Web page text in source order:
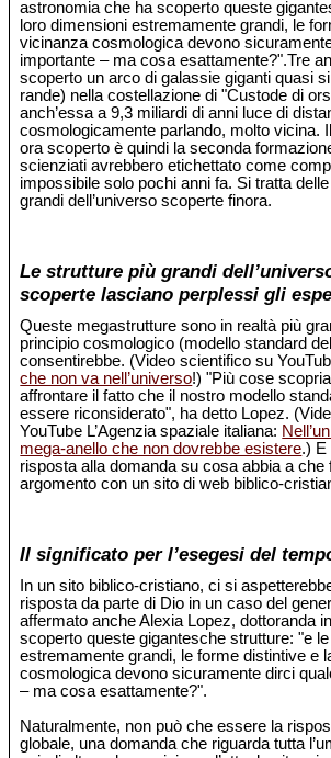
astronomia che ha scoperto queste
loro dimensioni estremamente grandi, le
vicinanza cosmologica devono
importante – ma cosa esattamente?".Tre
scoperto un arco di galassie giganti quasi
rande) nella costellazione di "Custode di
anch’essa a 9,3 miliardi di anni luce di
cosmologicamente parlando, molto vicina.
ora scoperto è quindi la seconda
scienziati avrebbero etichettato come
impossibile solo pochi anni fa. Si tratta
grandi dell’universo scoperte finora.
Le strutture più grandi
scoperte lasciano perplessi gli
Queste megastrutture sono in realtà più
principio cosmologico (modello standard
consentirebbe. (Video scientifico su
che non va nell’universo!) "Più cose
affrontare il fatto che il nostro modello
essere riconsiderato", ha detto Lopez.
YouTube L’Agenzia spaziale italiana:
mega-anello che non dovrebbe esistere.) E
risposta alla domanda su cosa abbia a che
argomento con un sito di web biblico-
Il significato per l’esegesi del
In un sito biblico-cristiano, ci si
risposta da parte di Dio in un caso del
affermato anche Alexia Lopez, dottoranda
scoperto queste gigantesche strutture: "e
estremamente grandi, le forme distintive e
cosmologica devono sicuramente dirci
– ma cosa esattamente?".
Naturalmente, non può che essere la
globale, una domanda che riguarda tutta